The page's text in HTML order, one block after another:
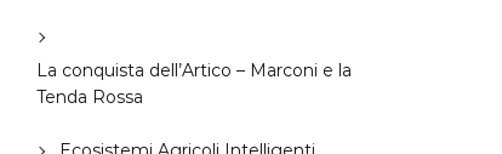
La conquista dell’Artico – Marconi e la
Tenda Rossa